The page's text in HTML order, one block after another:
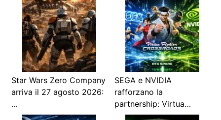
Star Wars Zero Company
arriva il 27 agosto 2026:
…
SEGA e NVIDIA
rafforzano la
partnership: Virtua…